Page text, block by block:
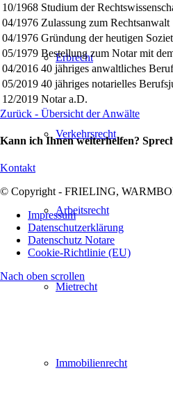
Erbrecht
Verkehrsrecht
Arbeitsrecht
Mietrecht
Immobilienrecht
10/1968 Studium der
04/1976 Zulassung zum Rechtsanwalt
04/1976 Gründung der heutigen
05/1979 Bestellung zum Notar mit
04/2016 40 jähriges anwaltliches
05/2019 40 jähriges notarielles
12/2019 Notar a.D.
Zurück - Übersicht der Anwälte
Kann ich Ihnen weiterhelfen?
Kontakt
© Copyright - FRIELING,
Impressum
Datenschutzerklärung
Datenschutz Notare
Cookie-Richtlinie (EU)
Nach oben scrollen